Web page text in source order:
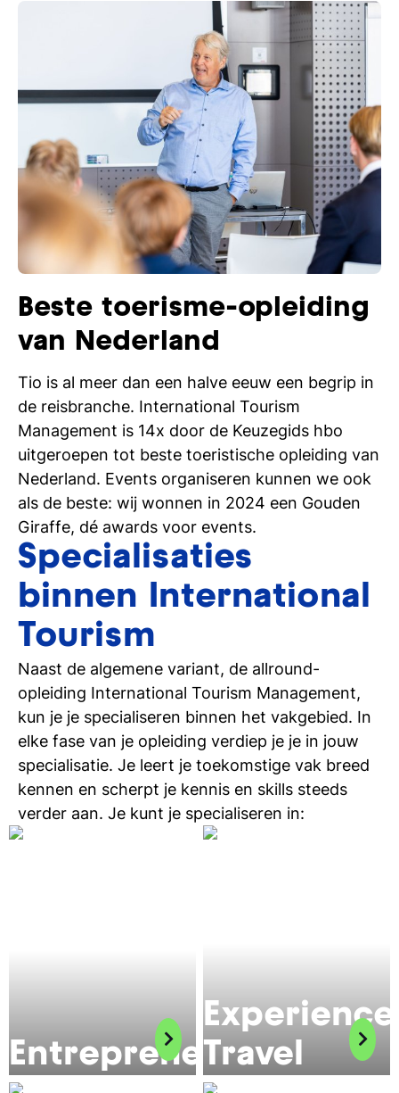
Beste toerisme-opleiding
van Nederland
Tio is al meer dan een halve eeuw een begrip in
de reisbranche. International Tourism
Management is 14x door de Keuzegids hbo
uitgeroepen tot beste toeristische opleiding van
Nederland. Events organiseren kunnen we ook
als de beste: wij wonnen in 2024 een Gouden
Giraffe, dé awards voor events.
Specialisaties
binnen International
Tourism
Naast de algemene variant, de allround-
opleiding International Tourism Management,
kun je je specialiseren binnen het vakgebied. In
elke fase van je opleiding verdiep je je in jouw
specialisatie. Je leert je toekomstige vak breed
kennen en scherpt je kennis en skills steeds
verder aan. Je kunt je specialiseren in:
Entrepreneurship
Experience
Travel